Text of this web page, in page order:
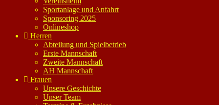
Sportanlage und Anfahrt
Sponsoring 2025
Onlineshop
Herren
Abteilung und Spielbetrieb
Erste Mannschaft
Zweite Mannschaft
AH Mannschaft
Frauen
Unsere Geschichte
Unser Team